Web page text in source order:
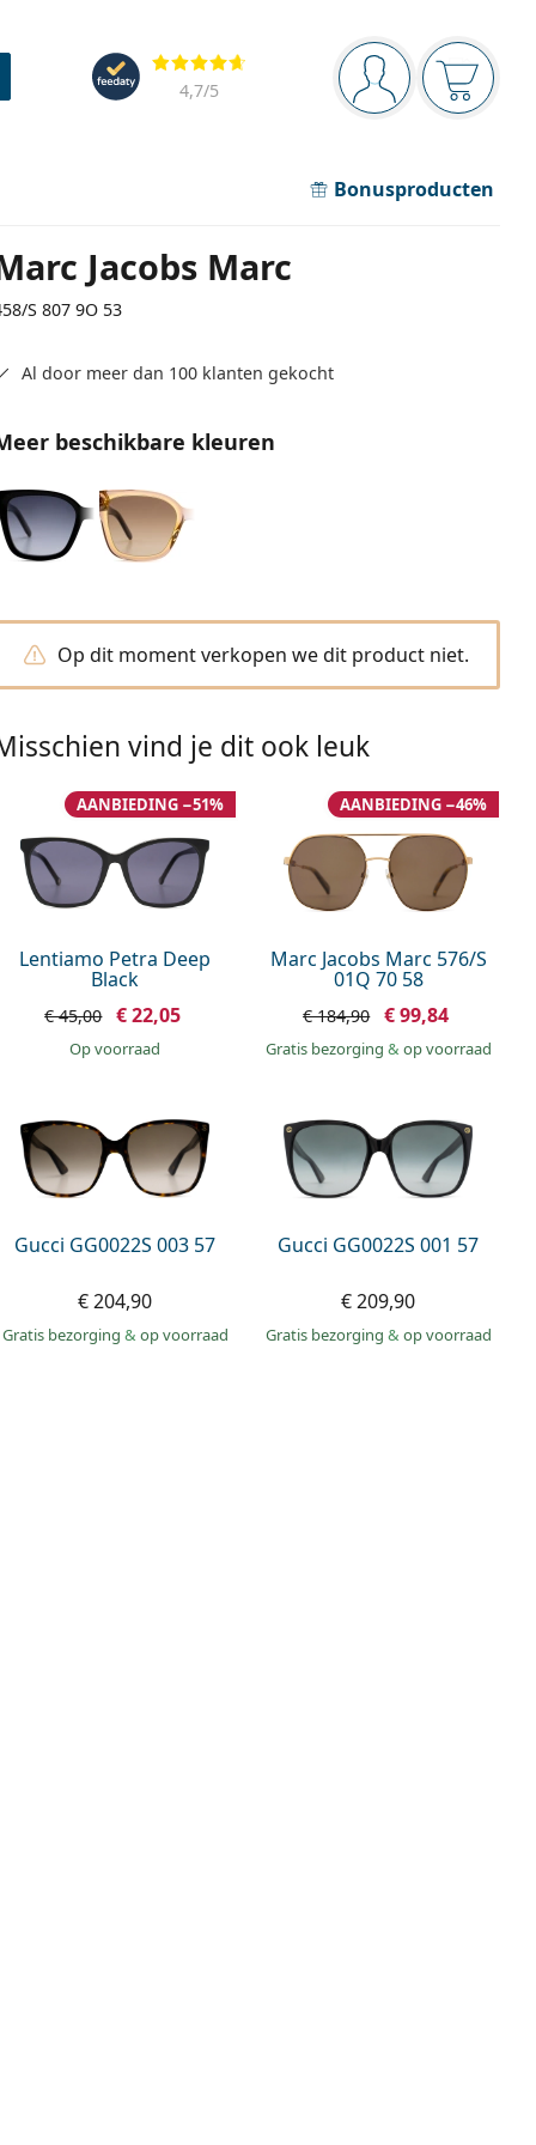
Navigatie
Je bent ingelogd
Jouw
Beoordelingen
4,7/5
Bonusproducten
Jacobs Marc
S 807 9O 53
Al door meer dan 100 klanten gekocht
beschikbare kleuren
Op dit moment verkopen we dit product niet.
vind je dit ook leuk
Lentiamo Petra Deep
Black
AANBIEDING −51%
€ 45,00 € 22,05
op voorraad
Marc Jacobs Marc 576/S
01Q 70 58
AANBIEDING −46%
€ 184,90 € 99,84
Gratis bezorging & op voorraad
Gucci GG0022S 003 57
€ 204,90
Gratis bezorging & op voorraad
Gucci GG0022S 001 57
€ 209,90
Gratis bezorging & op voorraad